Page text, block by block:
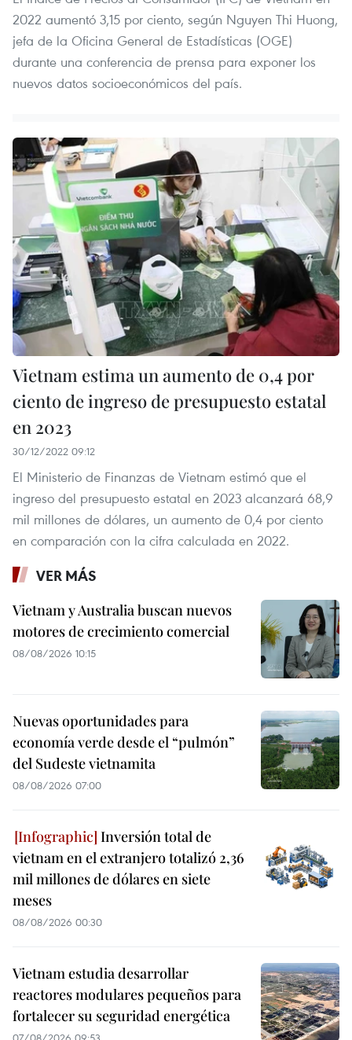
2022 aumentó 3,15 por ciento, según Nguyen Thi Huong,
jefa de la Oficina General de Estadísticas (OGE)
durante una conferencia de prensa para exponer los
nuevos datos socioeconómicos del país.
Vietnam estima un aumento de 0,4 por
ciento de ingreso de presupuesto estatal
en 2023
30/12/2022 09:12
El Ministerio de Finanzas de Vietnam estimó que el
ingreso del presupuesto estatal en 2023 alcanzará 68,9
mil millones de dólares, un aumento de 0,4 por ciento
en comparación con la cifra calculada en 2022.
VER MÁS
Vietnam y Australia buscan nuevos
motores de crecimiento comercial
08/08/2026 10:15
Nuevas oportunidades para
economía verde desde el “pulmón”
del Sudeste vietnamita
08/08/2026 07:00
Inversión total de
vietnam en el extranjero totalizó 2,36
mil millones de dólares en siete
meses
08/08/2026 00:30
Vietnam estudia desarrollar
reactores modulares pequeños para
fortalecer su seguridad energética